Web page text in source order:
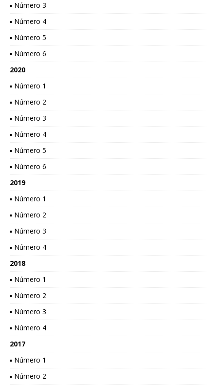
▪ Número 3
▪ Número 4
▪ Número 5
▪ Número 6
2020
▪ Número 1
▪ Número 2
▪ Número 3
▪ Número 4
▪ Número 5
▪ Número 6
2019
▪ Número 1
▪ Número 2
▪ Número 3
▪ Número 4
2018
▪ Número 1
▪ Número 2
▪ Número 3
▪ Número 4
2017
▪ Número 1
▪ Número 2